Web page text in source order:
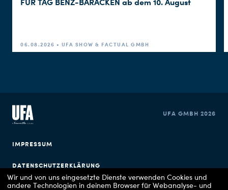
FÜR TAG BENZ-BARACKEN ab dem 10. August
06.08.2026 • UFA SHOW & FACTUAL GMBH
IMPRESSUM
DATENSCHUTZERKLÄRUNG
COOKIE EINSTELLUNGEN
UFA GMBH 2026
Wir und von uns eingesetzte Dienste verwenden Cookies und
andere Technologien in deinem Browser für Webanalyse- und